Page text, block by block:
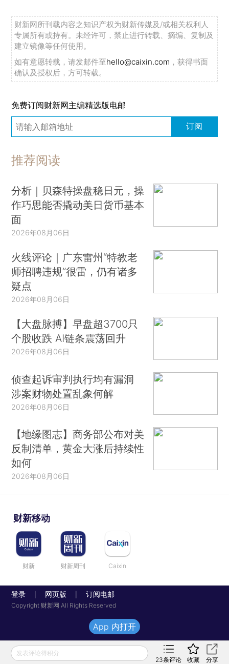
财新网所刊载内容之知识产权为财新传媒及/或相关权利人
专属所有或持有。未经许可，禁止进行转载、摘编、复制及
建立镜像等任何使用。
如有意愿转载，请发邮件至hello@caixin.com ，获得书面
确认及授权后，方可转载。
免费订阅财新网主编精选版电邮
订阅
推荐阅读
分析｜贝森特操盘稳日元，操
作巧思能否撬动美日货币基本
面
2026年08月06日
火线评论｜广东雷州“特教老
师招聘违规”很雷，仍有诸多
疑点
2026年08月06日
【大盘脉搏】早盘超3700只
个股收跌 AI链条震荡回升
2026年08月06日
侦查起诉审判执行均有漏洞
涉案财物处置乱象何解
2026年08月06日
【地缘图志】商务部公布对美
反制清单，黄金大涨后持续性
如何
2026年08月06日
财新移动
财新 财新周刊 Caixin
登录 网页版 订阅电邮
Copyright 财新网 All Rights Reserved
发表评论得积分
23条评论 收藏 分享
App 内打开